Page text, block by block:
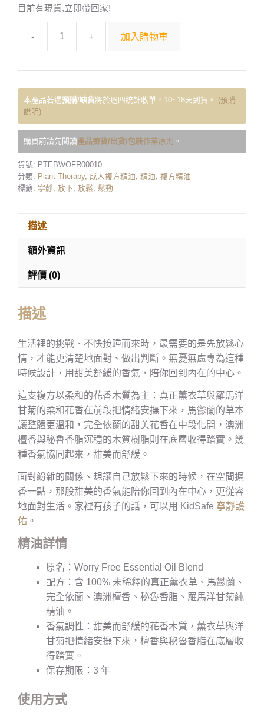
目前有現貨,立即帶回家!
- + 加入購物車
本產品若遇預購/缺貨將於週四統計收單，10~18天到貨。 (預購
說明)
購買前請先閱讀產品撿貨/出貨/包裝作業原則 。
貨號: PTEBWOFR00010
分類: Plant Therapy, 成人複方精油, 精油, 複方精油
標籤: 寧靜, 放下, 放鬆, 鬆動
描述
額外資訊
評價 (0)
描述
生活裡的挑戰、不快接踵而來時，最需要的是先放鬆心
情，才能更清楚地面對、做出判斷。無憂無慮專為這種
時候設計，用甜美舒緩的香氣，陪你回到內在的中心。
這支複方以柔和的花香木質為主：真正薰衣草與羅馬洋
甘菊的柔和花香在前段把情緒安撫下來，馬鬱蘭的草本
讓整體更溫和，完全依蘭的甜美花香在中段化開，澳洲
檀香與秘魯香脂沉穩的木質樹脂則在底層收得踏實。幾
種香氣協同起來，甜美而舒緩。
面對紛雜的關係、想讓自己放鬆下來的時候，在空間擴
香一點，那股甜美的香氣能陪你回到內在中心，更從容
地面對生活。家裡有孩子的話，可以用 KidSafe 寧靜護
佑 。
精油詳情
原名：Worry Free Essential Oil Blend
配方：含 100% 未稀釋的真正薰衣草、馬鬱蘭、
完全依蘭、澳洲檀香、秘魯香脂、羅馬洋甘菊純
精油。
香氣調性：甜美而舒緩的花香木質，薰衣草與洋
甘菊把情緒安撫下來，檀香與秘魯香脂在底層收
得踏實。
保存期限：3 年
使用方式